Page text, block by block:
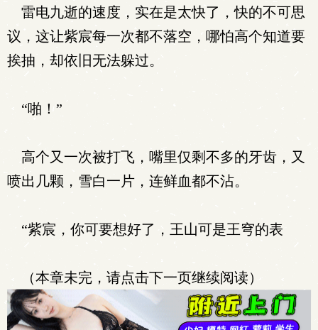
雷电九逝的速度，实在是太快了，快的不可思
议，这让紫宸每一次都不落空，哪怕高个知道要
挨抽，却依旧无法躲过。
“啪！”
高个又一次被打飞，嘴里仅剩不多的牙齿，又
喷出几颗，雪白一片，连鲜血都不沾。
“紫宸，你可要想好了，王山可是王穹的表
（本章未完，请点击下一页继续阅读）